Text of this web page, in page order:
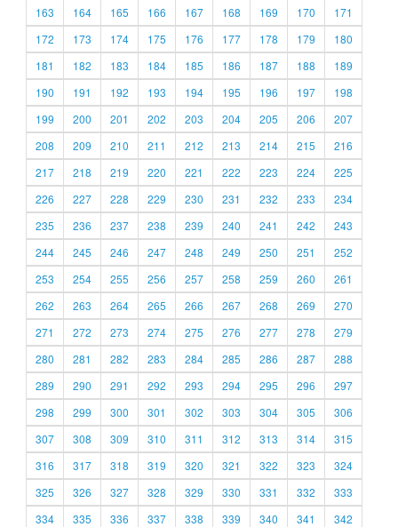
163
164 165 166 167 168 169 170
171
172
173 174 175 176 177 178 179
180
181
182 183 184 185 186 187 188
189
190
191 192 193 194 195 196 197
198
199
200 201 202 203 204 205 206
207
208
209 210 211 212 213 214 215
216
217
218 219 220 221 222 223 224
225
226
227 228 229 230 231 232 233
234
235
236 237 238 239 240 241 242
243
244
245 246 247 248 249 250 251
252
253
254 255 256 257 258 259 260
261
262
263 264 265 266 267 268 269
270
271
272 273 274 275 276 277 278
279
280
281 282 283 284 285 286 287
288
289
290 291 292 293 294 295 296
297
298
299 300 301 302 303 304 305
306
307
308 309 310 311 312 313 314
315
316
317 318 319 320 321 322 323
324
325
326 327 328 329 330 331 332
333
334
335 336 337 338 339 340 341 342